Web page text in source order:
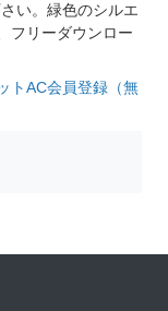
い。緑色のシルエ
フリーダウンロー
トAC会員登録（無